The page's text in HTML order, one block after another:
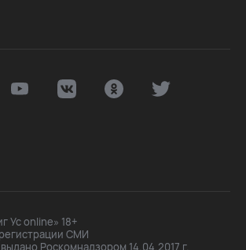
Ус online» 18+
СМИ